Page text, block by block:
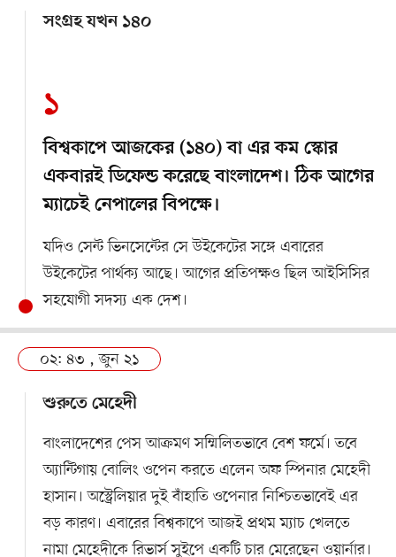
সংগ্রহ যখন ১৪০
১
বিশ্বকাপে আজকের (১৪০) বা এর কম স্কোর
একবারই ডিফেন্ড করেছে বাংলাদেশ। ঠিক আগের
ম্যাচেই নেপালের বিপক্ষে।
যদিও সেন্ট ভিনসেন্টের সে উইকেটের সঙ্গে এবারের
উইকেটের পার্থক্য আছে। আগের প্রতিপক্ষও ছিল আইসিসির
সহযোগী সদস্য এক দেশ।
০২: ৪৩ , জুন ২১
শুরুতে মেহেদী
বাংলাদেশের পেস আক্রমণ সম্মিলিতভাবে বেশ ফর্মে। তবে
অ্যান্টিগায় বোলিং ওপেন করতে এলেন অফ স্পিনার মেহেদী
হাসান। অস্ট্রেলিয়ার দুই বাঁহাতি ওপেনার নিশ্চিতভাবেই এর
বড় কারণ। এবারের বিশ্বকাপে আজই প্রথম ম্যাচ খেলতে
নামা মেহেদীকে রিভার্স সুইপে একটি চার মেরেছেন ওয়ার্নার।